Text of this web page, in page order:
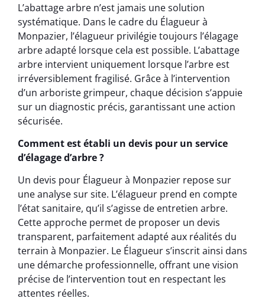
L’abattage arbre n’est jamais une solution
systématique. Dans le cadre du Élagueur à
Monpazier, l’élagueur privilégie toujours l’élagage
arbre adapté lorsque cela est possible. L’abattage
arbre intervient uniquement lorsque l’arbre est
irréversiblement fragilisé. Grâce à l’intervention
d’un arboriste grimpeur, chaque décision s’appuie
sur un diagnostic précis, garantissant une action
sécurisée.
Comment est établi un devis pour un service
d’élagage d’arbre ?
Un devis pour Élagueur à Monpazier repose sur
une analyse sur site. L’élagueur prend en compte
l’état sanitaire, qu’il s’agisse de entretien arbre.
Cette approche permet de proposer un devis
transparent, parfaitement adapté aux réalités du
terrain à Monpazier. Le Élagueur s’inscrit ainsi dans
une démarche professionnelle, offrant une vision
précise de l’intervention tout en respectant les
attentes réelles.